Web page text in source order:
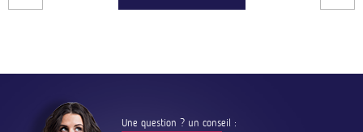
Une question ? un conseil :